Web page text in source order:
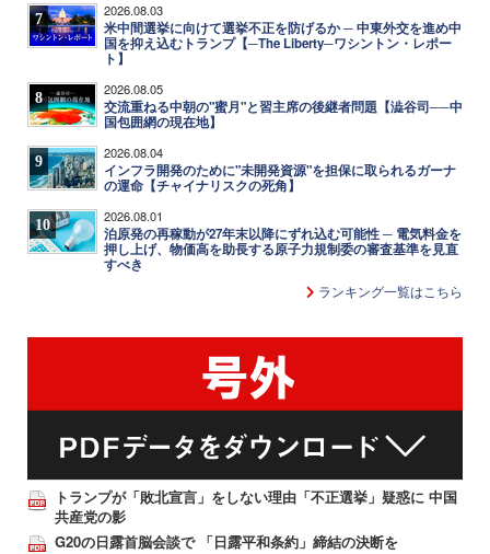
7 2026.08.03
米中間選挙に向けて選挙不正を防げるか ─ 中東外交を進め中
国を抑え込むトランプ【─The Liberty─ワシントン・レポー
ト】
8 2026.08.05
交流重ねる中朝の"蜜月"と習主席の後継者問題【澁谷司──中
国包囲網の現在地】
9 2026.08.04
インフラ開発のために"未開発資源"を担保に取られるガーナ
の運命【チャイナリスクの死角】
10 2026.08.01
泊原発の再稼動が27年末以降にずれ込む可能性 ─ 電気料金を
押し上げ、物価高を助長する原子力規制委の審査基準を見直
すべき
ランキング一覧はこちら
トランプが「敗北宣言」をしない理由「不正選挙」疑惑に 中国
共産党の影
G20の日露首脳会談で 「日露平和条約」締結の決断を